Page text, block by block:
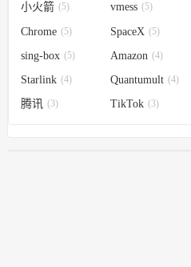
小火箭 (5) vmess (5)
Chrome (5) SpaceX (5)
sing-box (5) Amazon (4)
Starlink (4) Quantumult (4)
腾讯 (3) TikTok (3)